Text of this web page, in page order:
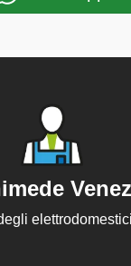
elettrodomestici